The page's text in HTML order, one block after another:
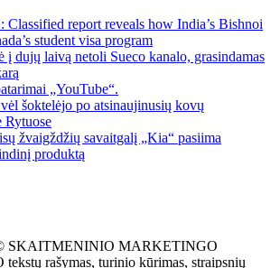
report reveals how India’s Bishnoi
student visa program
į dujų laivą netoli Sueco kanalo, grasindamas
„YouTube“.
šoktelėjo po atsinaujinusių kovų
Rytuose
žvaigždžių savaitgalį „Kia“ pasiima
produktą
SKAITMENINIO MARKETINGO
rašymas, turinio kūrimas, straipsnių